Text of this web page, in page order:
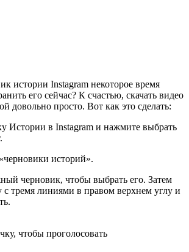
истории Instagram некоторое время
его сейчас? К счастью, скачать видео
довольно просто. Вот как это сделать:
Истории в Instagram и нажмите выбрать
историй».
черновик, чтобы выбрать его. Затем
тремя линиями в правом верхнем углу и
чтобы проголосовать